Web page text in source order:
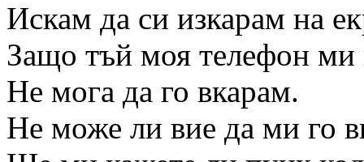
Искам да си изкарам на
Защо тъй моя телефон ми
Не мога да го вкарам.
Не може ли вие да ми го